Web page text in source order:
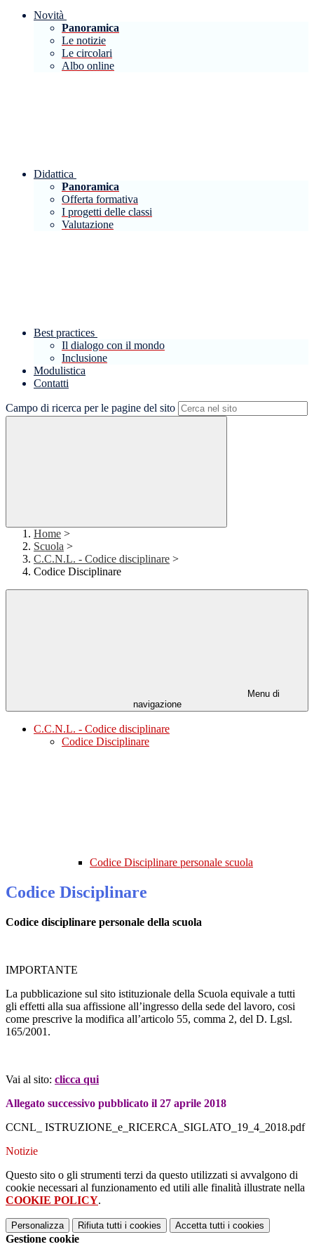
Novità
Panoramica
Le notizie
Le circolari
Albo online
Didattica
Panoramica
Offerta formativa
I progetti delle classi
Valutazione
Best practices
Il dialogo con il mondo
Inclusione
Modulistica
Contatti
Campo di ricerca per le pagine del sito
Home >
Scuola >
C.C.N.L. - Codice disciplinare >
Codice Disciplinare
Menu di
navigazione
C.C.N.L. - Codice disciplinare
Codice Disciplinare
Codice Disciplinare personale scuola
Codice Disciplinare
Codice disciplinare personale della scuola
IMPORTANTE
La pubblicazione sul sito istituzionale della Scuola equivale a tutti
gli effetti alla sua affissione all’ingresso della sede del lavoro, cosi
come prescrive la modifica all’articolo 55, comma 2, del D. Lgsl.
165/2001.
Vai al sito: clicca qui
Allegato successivo pubblicato il 27 aprile 2018
CCNL_ ISTRUZIONE_e_RICERCA_SIGLATO_19_4_2018.pdf
Notizie
Questo sito o gli strumenti terzi da questo utilizzati si avvalgono di
cookie necessari al funzionamento ed utili alle finalità illustrate nella
COOKIE POLICY.
Personalizza Rifiuta tutti i cookies Accetta tutti i cookies
Gestione cookie